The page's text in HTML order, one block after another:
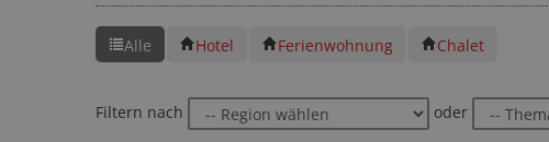
Alle Hotel Ferienwohnung Chalet
Filtern nach oder